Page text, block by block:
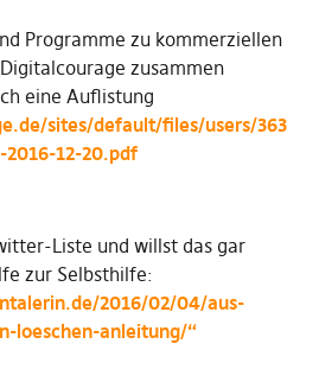
Programme zu kommerziellen
zusammen
eine Auflistung
sites/default/files/users/363
12-20.pdf
Liste und willst das gar
zur Selbsthilfe:
2016/02/04/aus-
loeschen-anleitung/“